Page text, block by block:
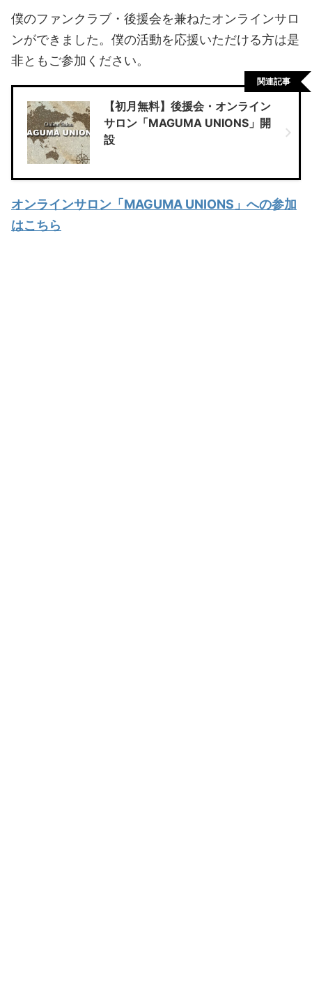
僕のファンクラブ・後援会を兼ねたオンラインサロ
ンができました。僕の活動を応援いただける方は是
非ともご参加ください。
【初月無料】後援会・オンライン
サロン「MAGUMA UNIONS」開
設
関連記事
オンラインサロン「MAGUMA UNIONS」への参加
はこちら